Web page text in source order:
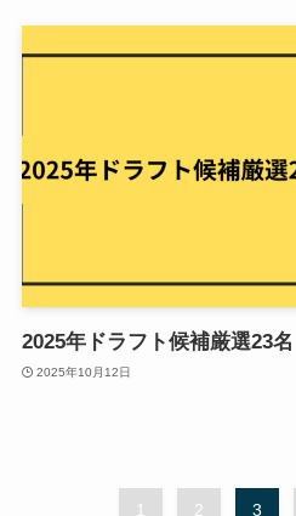
2025年ドラフト候補厳選23名
2025年10月12日
1 2 3